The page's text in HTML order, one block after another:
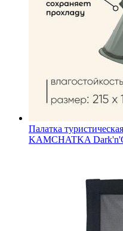
Палатка
KAMCHATKA